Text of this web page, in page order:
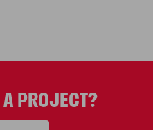
PROJECT?